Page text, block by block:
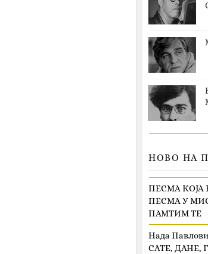
НОВО НА
ПЕСМА КОЈА
ПЕСМА У
ПАМТИМ ТЕ
Нада
САТЕ, ДАНЕ,